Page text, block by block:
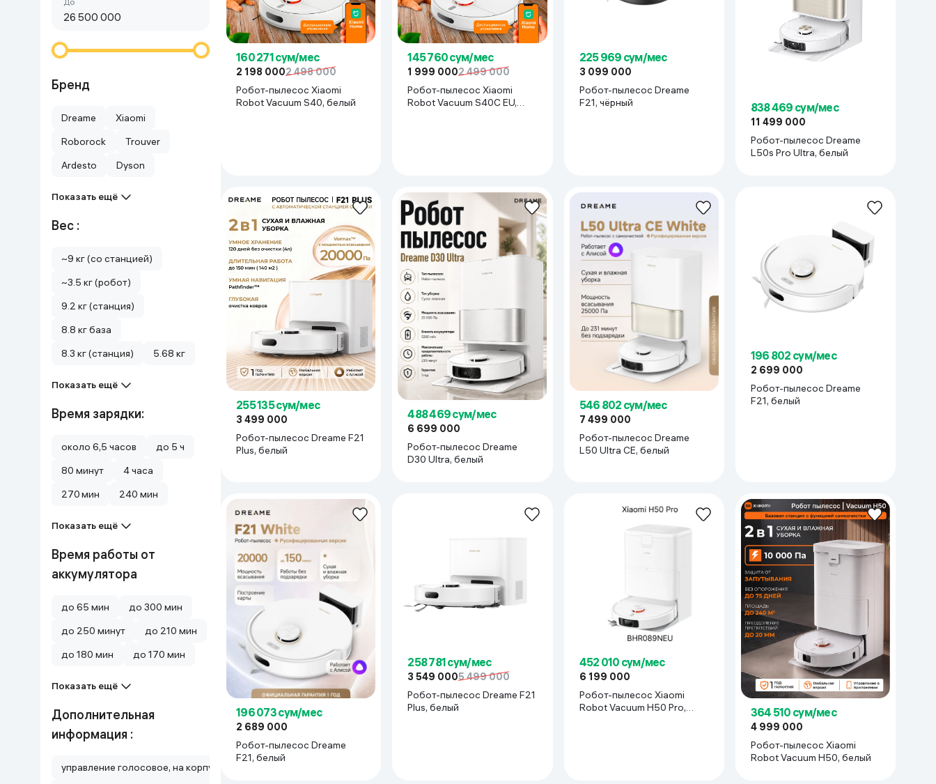
Спортивные товары
Ювелирные изделия
Дом и сад
Книги
Одежда и Обувь
Очки виртуальной реальности
Умные очки
Бренд
Dreame
Xiaomi
Roborock
Trouver
Ardesto
Dyson
Показать ещё
Вес :
~9 кг (со станцией)
~3.5 кг (робот)
9.2 кг (станция)
8.8 кг база
8.3 кг (станция)
5.68 кг
Показать ещё
Время зарядки:
около 6,5 часов
до 5 ч
80 минут
4 часа
270 мин
240 мин
Показать ещё
Время работы от
аккумулятора
до 65 мин
до 300 мин
до 250 минут
до 210 мин
до 180 мин
до 170 мин
Показать ещё
Дополнительная
информация :
управление голосовое, на корпусе
160 271 сум/мес
2 198 0002 498 000
Робот-пылесос Xiaomi
Robot Vacuum S40, белый
145 760 сум/мес
1 999 0002 499 000
Робот-пылесос Xiaomi
Robot Vacuum S40C EU,
225 969 сум/мес
3 099 000
Робот-пылесос Dreame
F21, чёрный
838 469 сум/мес
11 499 000
Робот-пылесос Dreame
L50s Pro Ultra, белый
255 135 сум/мес
3 499 000
Робот-пылесос Dreame F21
Plus, белый
488 469 сум/мес
6 699 000
Робот-пылесос Dreame
D30 Ultra, белый
546 802 сум/мес
7 499 000
Робот-пылесос Dreame
L50 Ultra CE, белый
196 802 сум/мес
2 699 000
Робот-пылесос Dreame
F21, белый
196 073 сум/мес
2 689 000
Робот-пылесос Dreame
F21, белый
258 781 сум/мес
3 549 0005 499 000
Робот-пылесос Dreame F21
Plus, белый
452 010 сум/мес
6 199 000
Робот-пылесос Xiaomi
Robot Vacuum H50 Pro,
364 510 сум/мес
4 999 000
Робот-пылесос Xiaomi
Robot Vacuum H50, белый